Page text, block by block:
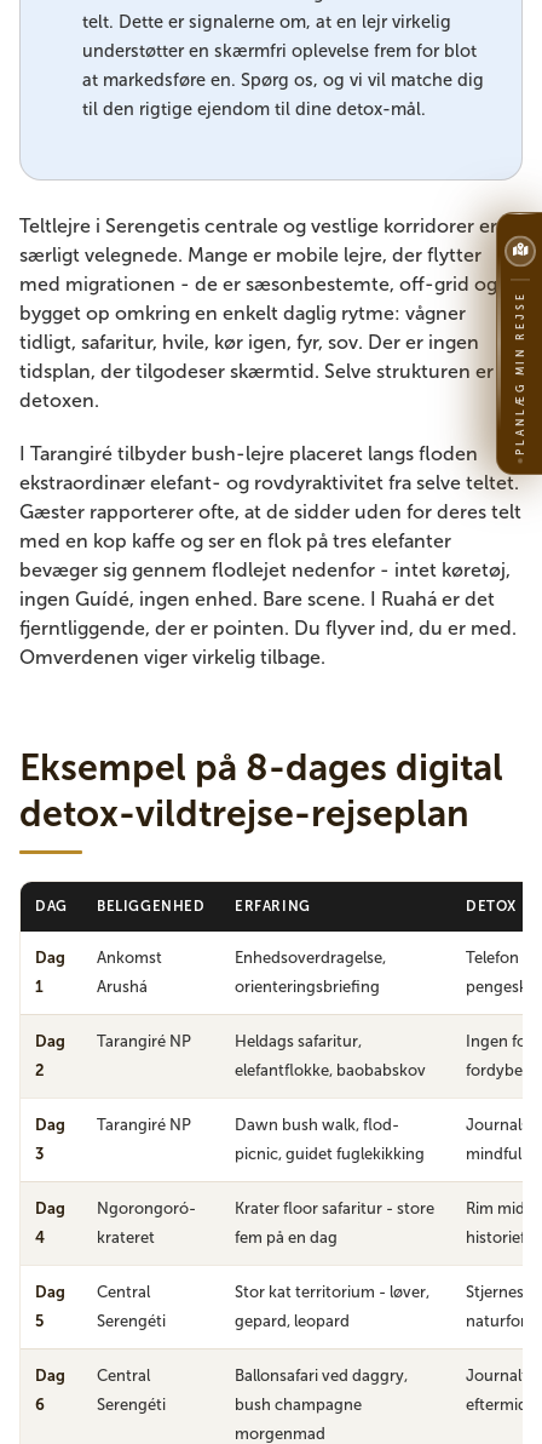
telt. Dette er signalerne om, at en lejr virkelig
understøtter en skærmfri oplevelse frem for blot
at markedsføre en. Spørg os, og vi vil matche dig
til den rigtige ejendom til dine detox-mål.
Teltlejre i Serengetis centrale og vestlige korridorer er
særligt velegnede. Mange er mobile lejre, der flytter
med migrationen - de er sæsonbestemte, off-grid og
bygget op omkring en enkelt daglig rytme: vågner
tidligt, safaritur, hvile, kør igen, fyr, sov. Der er ingen
tidsplan, der tilgodeser skærmtid. Selve strukturen er
detoxen.
I Tarangiré tilbyder bush-lejre placeret langs floden
ekstraordinær elefant- og rovdyraktivitet fra selve teltet.
Gæster rapporterer ofte, at de sidder uden for deres telt
med en kop kaffe og ser en flok på tres elefanter
bevæger sig gennem flodlejet nedenfor - intet køretøj,
ingen Guídé, ingen enhed. Bare scene. I Ruahá er det
fjerntliggende, der er pointen. Du flyver ind, du er med.
Omverdenen viger virkelig tilbage.
Eksempel på 8-dages digital
detox-vildtrejse-rejseplan
DAG BELIGGENHED ERFARING DETOX
Dag
1
Ankomst
Arushá
Enhedsoverdragelse,
orienteringsbriefing
Telefon
Dag
2
Tarangiré NP
Heldags safaritur,
elefantflokke, baobabskov
Ingen
Dag
3
Tarangiré NP
Dawn bush walk, flod-
picnic, guidet fuglekikking
Dag
4
Ngorongoró-
krateret
Krater floor safaritur - store
fem på en dag
Rim
Dag
5
Central
Serengéti
Stor kat territorium - løver,
gepard, leopard
Dag
6
Central
Serengéti
Ballonsafari ved daggry,
bush champagne
morgenmad
PLANLÆG MIN REJSE